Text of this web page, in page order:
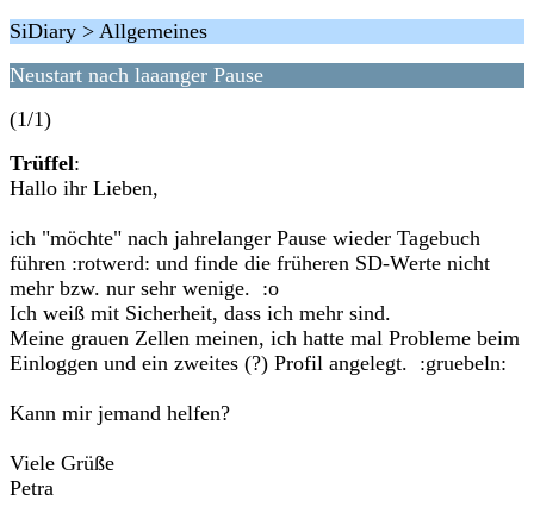
SiDiary > Allgemeines
Neustart nach laaanger Pause
(1/1)
Trüffel:
Hallo ihr Lieben,
ich "möchte" nach jahrelanger Pause wieder Tagebuch
führen :rotwerd: und finde die früheren SD-Werte nicht
mehr bzw. nur sehr wenige. :o
Ich weiß mit Sicherheit, dass ich mehr sind.
Meine grauen Zellen meinen, ich hatte mal Probleme beim
Einloggen und ein zweites (?) Profil angelegt. :gruebeln:
Kann mir jemand helfen?
Viele Grüße
Petra